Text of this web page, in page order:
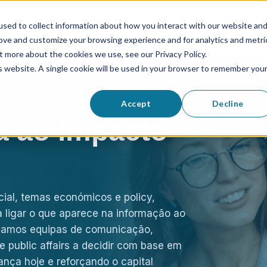
to collect information about how you interact with our website and
and customize your browsing experience and for analytics and
about the cookies we use, see our Privacy Policy.
A single cookie will be used in your browser to remember your
Accept Decline
Glossário Empresa Contactos
ao impacto
temas económicos e policy,
o que aparece na informação ao
equipas de comunicação,
public affairs a decidir com base em
hoje e reforçando o capital